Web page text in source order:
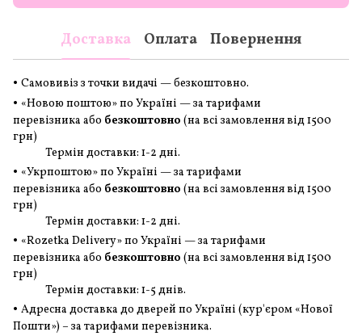
Доставка Оплата Повернення
• Самовивіз з точки видачі — безкоштовно.
• «Новою поштою» по Україні — за тарифами
перевізника або безкоштовно (на всі замовленнявід 1500
грн)
Термін доставки: 1-2 дні.
• «Укрпоштою» по Україні — за тарифами
перевізника або безкоштовно (на всі замовленнявід 1500
грн)
Термін доставки: 1-2 дні.
• «Rozetka Delivery» по Україні — за тарифами
перевізника або безкоштовно (на всі замовленнявід 1500
грн)
Термін доставки: 1-5 днів.
• Адресна доставка до дверей по Україні (кур'єром «Нової
Пошти») – за тарифами перевізника.